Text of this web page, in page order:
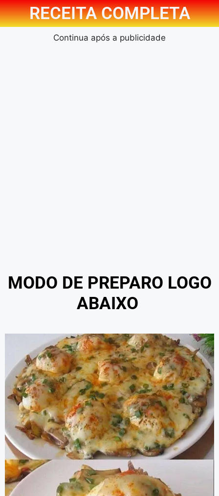
RECEITA COMPLETA
Continua após a publicidade
MODO DE PREPARO LOGO
ABAIXO